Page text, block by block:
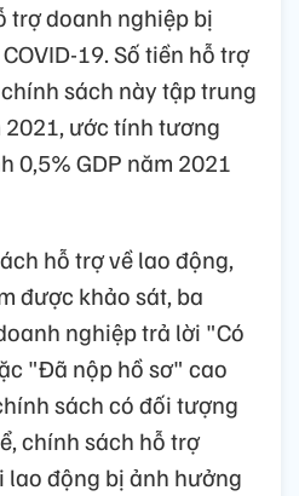
trợ doanh nghiệp bị
19. Số tiền hỗ trợ
sách này tập trung
ước tính tương
0,5% GDP năm 2021
hỗ trợ về lao động,
được khảo sát, ba
nghiệp trả lời "Có
"Đã nộp hồ sơ" cao
sách có đối tượng
chính sách hỗ trợ
động bị ảnh hưởng